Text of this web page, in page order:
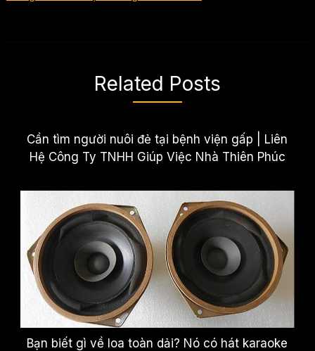
Related Posts
Cần tìm người nuôi đẻ tại bệnh viện gấp | Liên
Hệ Công Ty TNHH Giúp Việc Nhà Thiên Phúc
Bạn biết gì về loa toàn dải? Nó có hát karaoke